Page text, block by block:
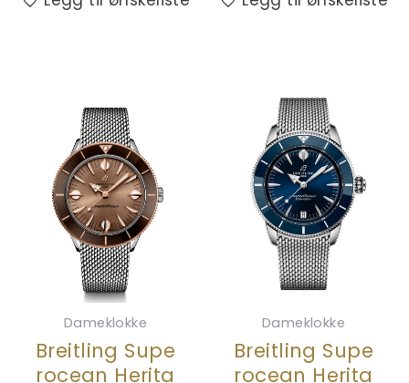
Dameklokke
Breitling Supe
rocean Herita
Dameklokke
Breitling Supe
rocean Herita